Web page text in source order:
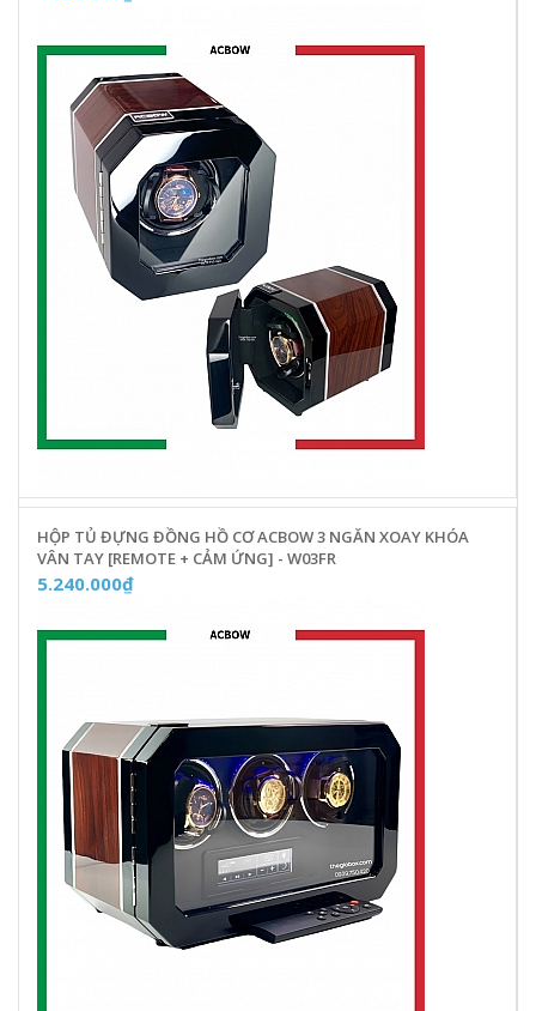
HỘP TỦ ĐỰNG ĐỒNG HỒ CƠ ACBOW 3 NGĂN XOAY KHÓA
VÂN TAY [REMOTE + CẢM ỨNG] - W03FR
5.240.000₫